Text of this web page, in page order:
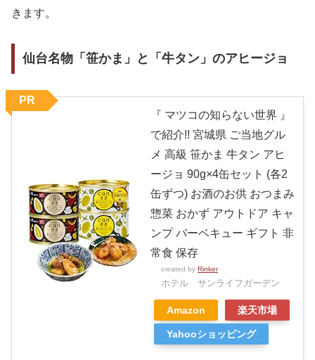
きます。
仙台名物「笹かま」と「牛タン」のアヒージョ
『 マツコの知らない世界 』
で紹介!! 宮城県 ご当地グル
メ 高級 笹かま 牛タン アヒ
ージョ 90g×4缶セット (各2
缶ずつ) お酒のお供 おつまみ
惣菜 おかず アウトドア キャ
ンプ バーベキュー ギフト 非
常食 保存
created by Rinker
ホテル サンライフガーデン
Amazon 楽天市場
Yahooショッピング
PR